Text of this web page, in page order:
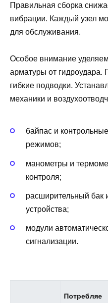
Правильная сборка
вибрации. Каждый узел
для обслуживания.
Особое внимание
арматуры от
гибкие подводки.
механики и
байпас и
режимов;
манометры и
контроля;
расширительный бак
устройства;
модули
сигнализации.
Потребляе